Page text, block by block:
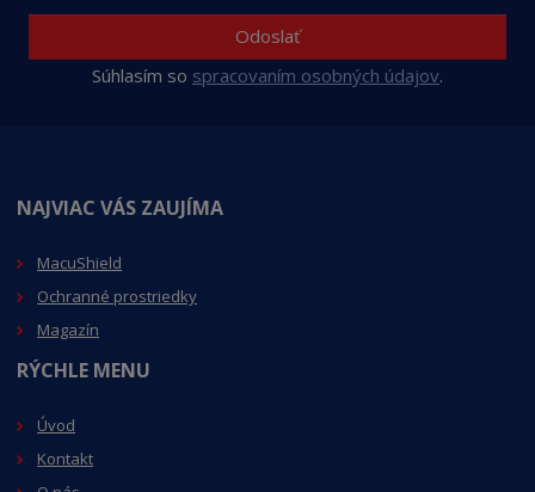
Odoslať
Súhlasím so spracovaním osobných údajov.
NAJVIAC VÁS ZAUJÍMA
MacuShield
Ochranné prostriedky
Magazín
RÝCHLE MENU
Úvod
Kontakt